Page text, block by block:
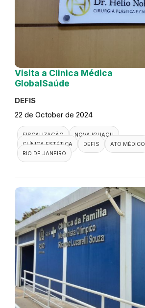
Visita a Clinica Médica
GlobalSaúde
DEFIS
22 de October de 2024
FISCALIZAÇÃO
NOVA IGUAÇU
CLÍNICA ESTÉTICA
DEFIS
ATO MÉDICO
RIO DE JANEIRO